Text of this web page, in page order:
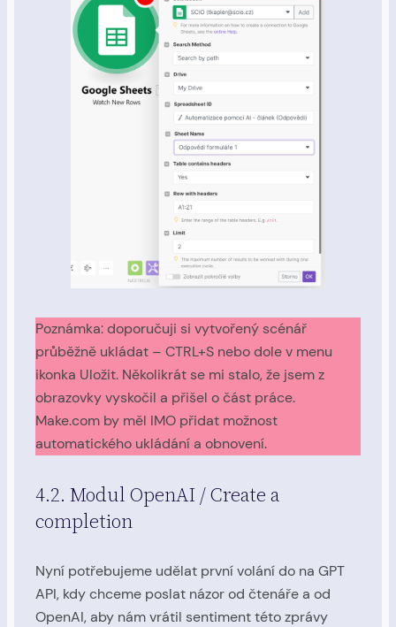
Poznámka: doporučuji si vytvořený scénář
průběžně ukládat – CTRL+S nebo dole v menu
ikonka Uložit. Několikrát se mi stalo, že jsem z
obrazovky vyskočil a přišel o část práce.
Make.com by měl IMO přidat možnost
automatického ukládání a obnovení.
4.2. Modul OpenAI / Create a
completion
Nyní potřebujeme udělat první volání do na GPT
API, kdy chceme poslat názor od čtenáře a od
OpenAI, aby nám vrátil sentiment této zprávy